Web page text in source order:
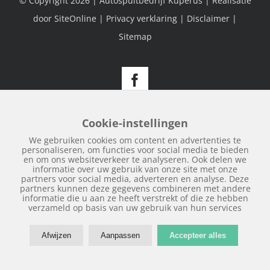
door SiteOnline | Privacy verklaring | Disclaimer |
Sitemap
Facebook
Cookie-instellingen
We gebruiken cookies om content en advertenties te
personaliseren, om functies voor social media te bieden
en om ons websiteverkeer te analyseren. Ook delen we
informatie over uw gebruik van onze site met onze
partners voor social media, adverteren en analyse. Deze
partners kunnen deze gegevens combineren met andere
informatie die u aan ze heeft verstrekt of die ze hebben
verzameld op basis van uw gebruik van hun services
Afwijzen Aanpassen Accepteer alles